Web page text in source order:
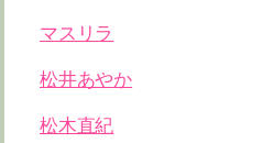
マスリラ
松井あやか
松木直紀